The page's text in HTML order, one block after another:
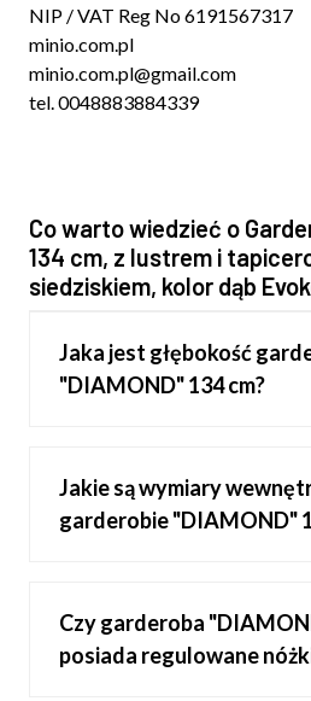
NIP / VAT Reg No 6191567317
minio.com.pl
minio.com.pl@gmail.com
tel. 0048883884339
Co warto wiedzieć o
134 cm, z lustrem i
siedziskiem, kolor dąb
Jaka jest głębokość
"DIAMOND" 134 cm?
Jakie są wymiary
garderobie "DIAMOND"
Czy garderoba
posiada regulowane